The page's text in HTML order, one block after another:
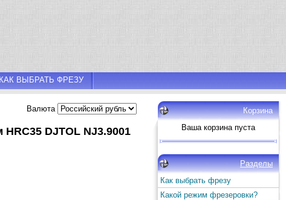
КАК ВЫБРАТЬ ФРЕЗУ
Валюта
DJTOL NJ3.9001
Корзина
Ваша корзина пуста
Разделы
Как выбрать фрезу
Какой режим фрезеровки?